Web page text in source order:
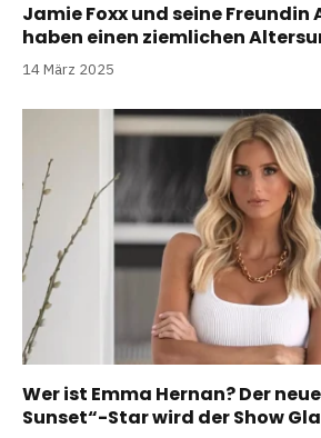
Jamie Foxx und seine Freundin
haben einen ziemlichen
14 März 2025
Wer ist Emma Hernan? Der
Sunset“-Star wird der Show